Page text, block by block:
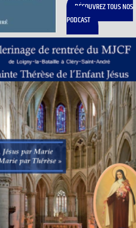
DÉCOUVREZ TOUS NOS
PODCAST